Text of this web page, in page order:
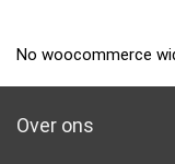
No woocommerce
Over ons